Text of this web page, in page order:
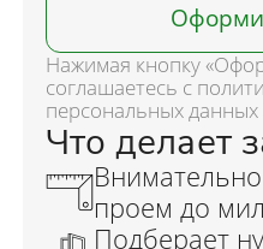
Нажимая кнопку
соглашаетесь с
персональных данных